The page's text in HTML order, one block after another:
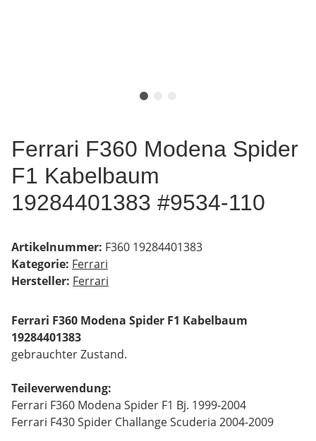
Ferrari F360 Modena Spider
F1 Kabelbaum
19284401383 #9534-110
Artikelnummer: F360 19284401383
Kategorie: Ferrari
Hersteller: Ferrari
Ferrari F360 Modena Spider F1 Kabelbaum
19284401383
gebrauchter Zustand.
Teileverwendung:
Ferrari F360 Modena Spider F1 Bj. 1999-2004
Ferrari F430 Spider Challange Scuderia 2004-2009